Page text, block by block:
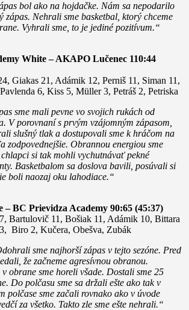
bol ako na hojdačke. Nám sa nepodarilo
zápas. Nehrali sme basketbal, ktorý chceme
Vyhrali sme, to je jediné pozitívum.“
White – AKAPO Lučenec 110:44
Giakas 21, Adámik 12, Perniš 11, Siman 11,
6, Kiss 5, Müller 3, Petráš 2, Petriska
sme mali pevne vo svojich rukách od
V porovnaní s prvým vzájomným zápasom,
slušný tlak a dostupovali sme k hráčom na
zodpovednejšie. Obrannou energiou sme
si tak mohli vychutnávať pekné
Basketbalom sa doslova bavili, posúvali si
boli naozaj oku lahodiace.“
– BC Prievidza Academy 90:65 (45:37)
Bartulovič 11, Bošiak 11, Adámik 10, Bittara
Biro 2, Kučera, Obešva, Zubák
sme najhorší zápas v tejto sezóne. Pred
že začneme agresívnou obranou.
obrane sme horeli všade. Dostali sme 25
Do polčasu sme sa držali ešte ako tak v
polčase sme začali rovnako ako v úvode
za všetko. Takto zle sme ešte nehrali.“